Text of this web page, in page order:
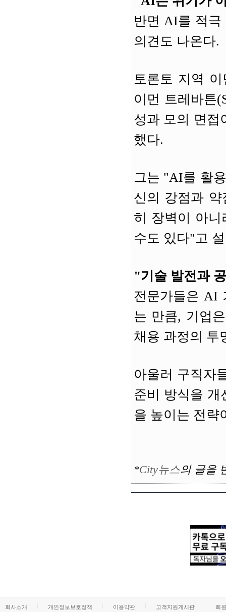
반면 AI를 적극
의견도 나온다.
토론토 지역 이
이먼 트레바튼
성과 모의 면접
했다.
그는 "AI를 활
신의 강점과
히 장벽이 아
수도 있다"고
"기술 발전과
전문가들은 AI
는 만큼, 기업
채용 과정의 투
아울러 구직자
준비 방식을
을 높이는 전략
*City뉴스의 글을
회사소개 개인정보보호정책 이용약관 고객지원게시판 회